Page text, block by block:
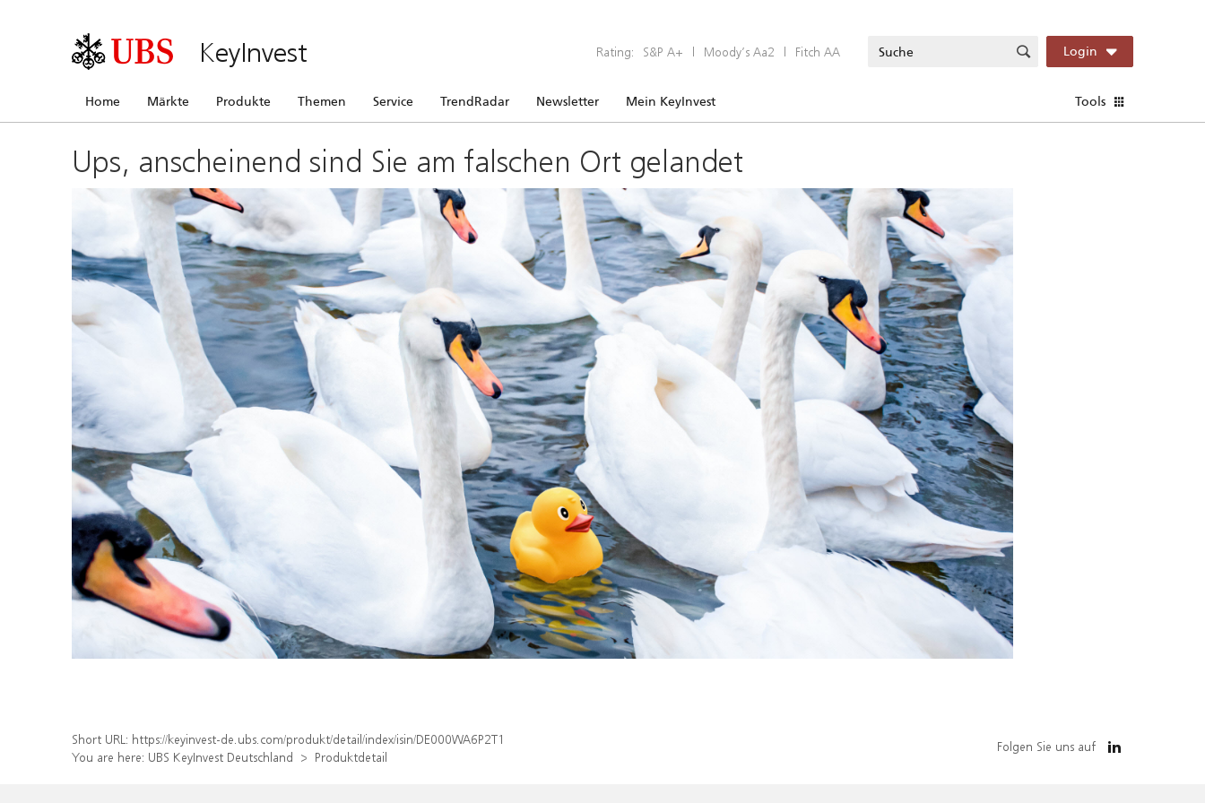
KeyInvest Rating: S&P A+ | Moody’s Aa2 | Fitch AA Login
Home Märkte Produkte Themen Service TrendRadar Newsletter Mein KeyInvest Tools
Ups, anscheinend sind Sie am falschen Ort gelandet
Short URL: https://keyinvest-de.ubs.com/produkt/detail/index/isin/DE000WA6P2T1
You are here: UBS KeyInvest Deutschland Produktdetail
Folgen Sie uns auf